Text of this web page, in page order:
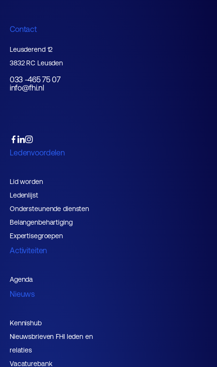
Contact
Leusderend 12
3832 RC Leusden
033 -465 75 07
info@fhi.nl
Ledenvoordelen
Lid worden
Ledenlijst
Ondersteunende diensten
Belangenbehartiging
Expertisegroepen
Activiteiten
Agenda
Nieuws
Kennishub
Nieuwsbrieven FHI leden en
relaties
Vacaturebank